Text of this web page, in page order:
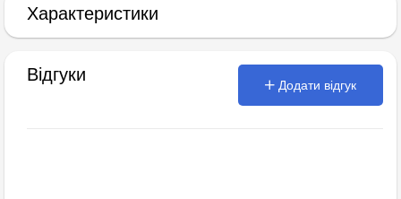
Характеристики
Відгуки
Додати відгук